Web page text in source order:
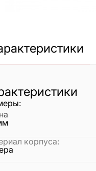
корпуса: